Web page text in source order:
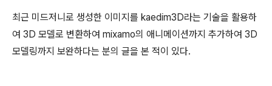
최근 미드저니로 생성한 이미지를 kaedim3D라는 기술을 활용하
여 3D 모델로 변환하여 mixamo의 애니메이션까지 추가하여 3D
모델링까지 보완하다는 분의 글을 본 적이 있다.